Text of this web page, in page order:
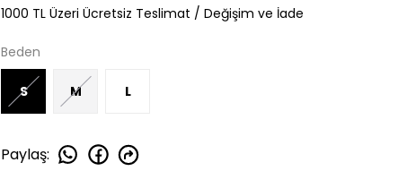
1000 TL Üzeri Ücretsiz Teslimat / Değişim ve İade
Beden
S M L
Paylaş: